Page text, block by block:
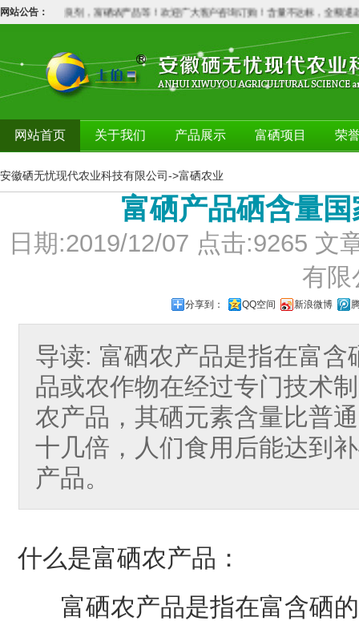
网站公告：
土壤改良剂，富硒农产品等！欢迎广大客户咨询订购！含量不达标，全额退款！
网站首页 关于我们 产品展示 富硒项目 荣
安徽硒无忧现代农业科技有限公司->富硒农业
富硒产品硒含量
日期:2019/12/07 点击:9265 文
有限
分享到： QQ空间 新浪微博
导读: 富硒农产品是指在富
品或农作物在经过专门技术
农产品，其硒元素含量比普
十几倍，人们食用后能达到
产品。
什么是富硒农产品：
富硒农产品是指在富含硒的